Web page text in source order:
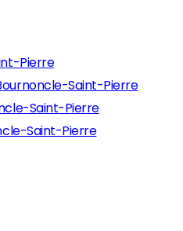
Pierre
Saint-Pierre
Saint-Pierre
Saint-Pierre